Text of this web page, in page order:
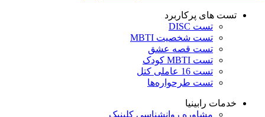
تست های پرکاربرد
تست DISC
تست شخصیت MBTI
تست قصه عشق
تست MBTI کودک
تست 16 عاملی کتل
تست طرحواره‌ها
خدمات رابینیا
مشاوره روانشناسی کلینیک